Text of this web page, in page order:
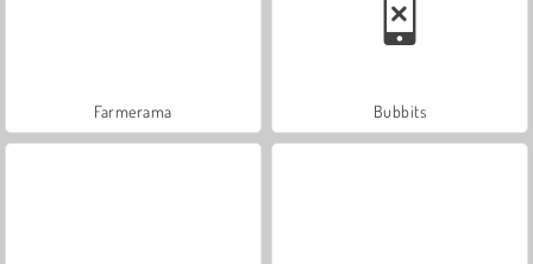
Farmerama Bubbits